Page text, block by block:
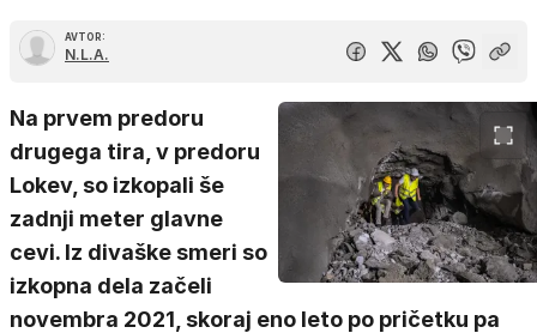
AVTOR:
N.L.A.
Na prvem predoru
drugega tira, v predoru
Lokev, so izkopali še
zadnji meter glavne
cevi. Iz divaške smeri so
izkopna dela začeli
novembra 2021, skoraj eno leto po pričetku pa